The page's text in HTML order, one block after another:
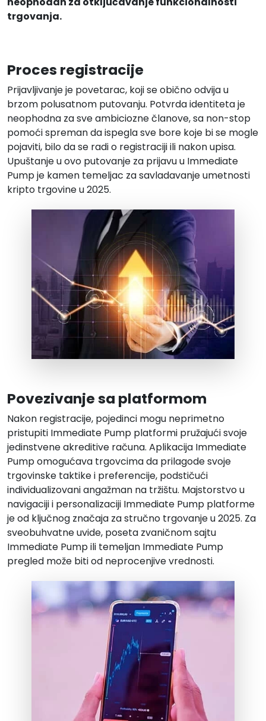
trgovanja.
Proces registracije
Prijavljivanje je povetarac, koji se obično odvija u
brzom polusatnom putovanju. Potvrda identiteta je
neophodna za sve ambiciozne članove, sa non-stop
pomoći spreman da ispegla sve bore koje bi se mogle
pojaviti, bilo da se radi o registraciji ili nakon upisa.
Upuštanje u ovo putovanje za prijavu u Immediate
Pump je kamen temeljac za savladavanje umetnosti
kripto trgovine u 2025.
Povezivanje sa platformom
Nakon registracije, pojedinci mogu neprimetno
pristupiti Immediate Pump platformi pružajući svoje
jedinstvene akreditive računa. Aplikacija Immediate
Pump omogućava trgovcima da prilagode svoje
trgovinske taktike i preferencije, podstičući
individualizovani angažman na tržištu. Majstorstvo u
navigaciji i personalizaciji Immediate Pump platforme
je od ključnog značaja za stručno trgovanje u 2025. Za
sveobuhvatne uvide, poseta zvaničnom sajtu
Immediate Pump ili temeljan Immediate Pump
pregled može biti od neprocenjive vrednosti.